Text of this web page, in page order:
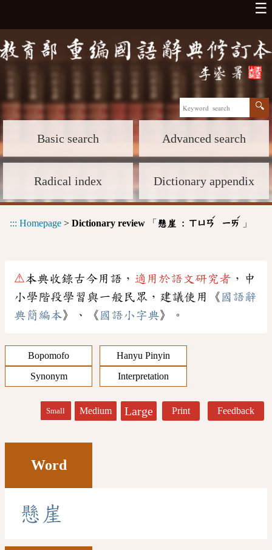
☰
Basic search Advanced search
Radical index Dictionary appendix
::: Homepage > Dictionary review 「 懸崖 : ㄒㄩㄢ
ˊ
ㄧㄞ
ˊ
」
⚠本典收錄古今用語， 適用於語文研究者 ，中
小學階段學習與一般民眾，建議使用《 國語辭
典簡編本》、《 國語小字典》。
Bopomofo
Hanyu Pinyin
Synonym
Interpretation
Small Medium Large Print Feedback
Word
懸 崖